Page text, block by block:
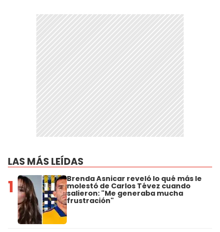
LAS MÁS LEÍDAS
1 Brenda Asnicar reveló lo qué más le
molestó de Carlos Tévez cuando
salieron: "Me generaba mucha
frustración"